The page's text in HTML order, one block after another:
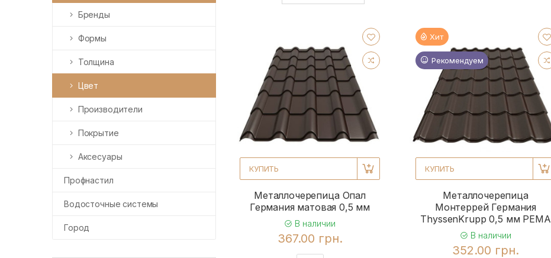
Бренды
Формы
Толщина
Цвет
Производители
Покрытие
Аксесуары
Профнастил
Водосточные системы
Город
КУПИТЬ
Металлочерепица Опал
Германия матовая 0,5 мм
В наличии
367.00 грн.
Хит
Рекомендуем
КУПИТЬ
Металлочерепица
Монтеррей Германия
ThyssenKrupp 0,5 мм PEMA
В наличии
352.00 грн.